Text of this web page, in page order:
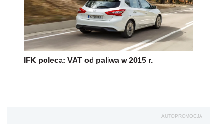
IFK poleca: VAT od paliwa w 2015 r.
AUTOPROMOCJA